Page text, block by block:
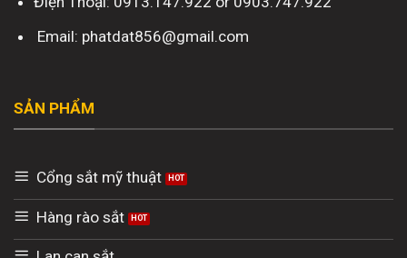
Email: phatdat856@gmail.com
SẢN PHẨM
Cổng sắt mỹ thuật
Hàng rào sắt